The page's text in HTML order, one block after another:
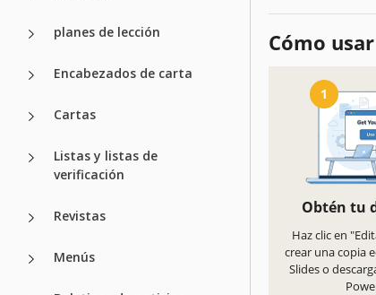
planes de lección
Encabezados de carta
Cartas
Listas y listas de
verificación
Revistas
Menús
Cómo
1
Obtén tu
Haz clic en
crear una copia
Slides o